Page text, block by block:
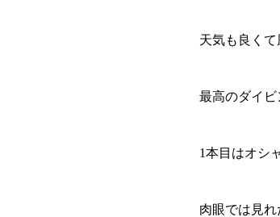
天気も良く
最高のダイビ
1本目はオシ
肉眼では見